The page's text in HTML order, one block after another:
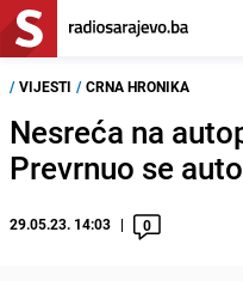
/ VIJESTI / CRNA HRONIKA
Nesreća na
Prevrnuo se
29.05.23. 14:03 0